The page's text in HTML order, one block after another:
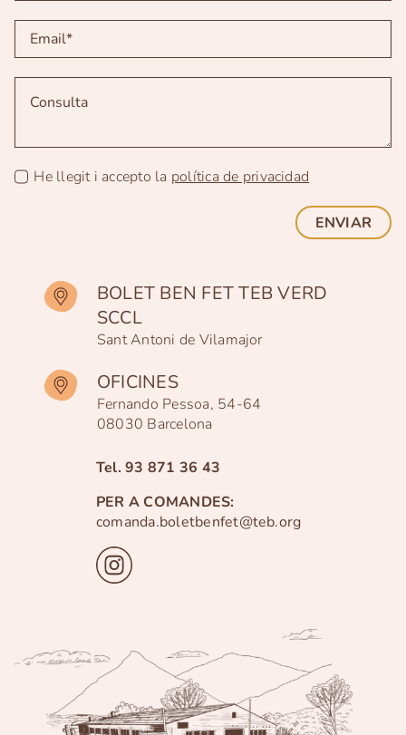
He llegit i accepto la política de privacidad
ENVIAR
BOLET BEN FET TEB VERD
SCCL
Sant Antoni de Vilamajor
OFICINES
Fernando Pessoa, 54-64
08030 Barcelona
Tel.93 871 36 43
PER A COMANDES:
comanda.boletbenfet@teb.org